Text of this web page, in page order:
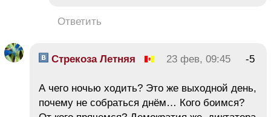
Ответить
Стрекоза Летняя 23 фев, 09:45 -5
А чего ночью ходить? Это же выходной день,
почему не собраться днём… Кого боимся?